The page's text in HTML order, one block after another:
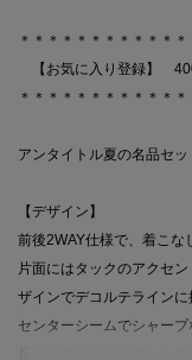
＊＊＊＊＊＊＊＊＊＊＊
【お気に入り登録】
＊＊＊＊＊＊＊＊＊＊＊
アンタイトル夏の名品セッ
【デザイン】
前後2WAY仕様で、着こな
片面にはタックのアクセ
ザインでデコルテラインに
センターシームでシャープ